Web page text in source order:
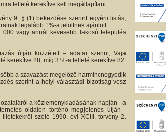
felfelé kerekítve kell megállapítani.
9. § (1) bekezdése szerint egyéni listás,
legalább 1%-a jelöltnek ajánlott.
vagy annál kevesebb lakosú település
útján közzétett – adatai szerint, Vaja
kerekítve 28, míg 3 %-a felfelé kerekítve 82.
a szavazást megelőző harmincnegyedik
szerint a helyi választási bizottság vesz
a közleménykiadásának napján– a
oldalon történő megjelenés útján -
szóló 1990. évi XCIII. törvény 2.